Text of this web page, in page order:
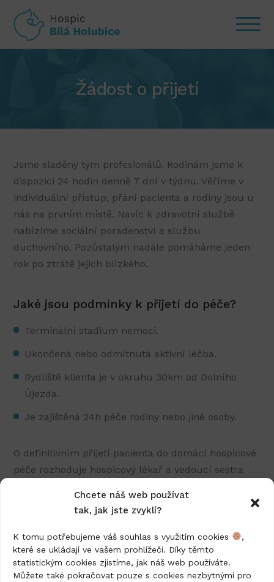
Chcete náš web používat
tak, jak jste zvyklí?
K tomu potřebujeme váš souhlas s využitím cookies
,
které se ukládají ve vašem prohlížeči. Díky těmto
statistickým cookies zjistíme, jak náš web používáte.
Můžete také pokračovat pouze s cookies nezbytnými pro
Žádost o přijetí
Jsme sladěný tým profesionálů. Rodinám jsme k
dispozici 24 hodin denně 7 dní v týdnu. Věříme v
individuální přístup, přání pacienta a rodiny jsou u
nás na prvním místě. Navíc k zdravotní službě
nabízíme sociální poradenství a službu
duchovního. Pozůstalým nadále pomáháme jeden
rok po ztrátě jejich blízkého.
Jaké jsou podmínky k přijetí do péče?
Terminální stadium nemoci.
Ukončená nebo odmítnutá aktivní léčba.
Bydliště klienta je v okruhu 30km od Dolního
Újezda.
Je zajištěná 24h péče rodiny nebo jiné osoby.
O definitivním přijetí pacienta do domácí hospicové
péče rozhoduje hospicový lékař a vedoucí sestra
Kolik naše péče stojí?